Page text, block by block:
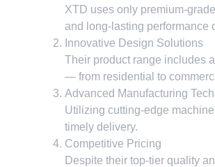
XTD uses only premium-
and long-lasting performance
Innovative Design Solutions
Their product range includes
— from residential to
Advanced Manufacturing
Utilizing cutting-edge
timely delivery.
Competitive Pricing
Despite their top-tier quality